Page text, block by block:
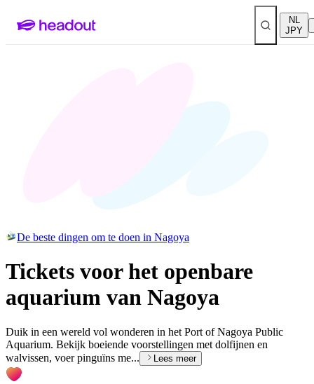
NL
JPY
De beste dingen om te doen in Nagoya
Tickets voor het openbare
aquarium van Nagoya
Duik in een wereld vol wonderen in het Port of Nagoya Public
Aquarium. Bekijk boeiende voorstellingen met dolfijnen en
walvissen, voer pinguïns me...
Lees meer